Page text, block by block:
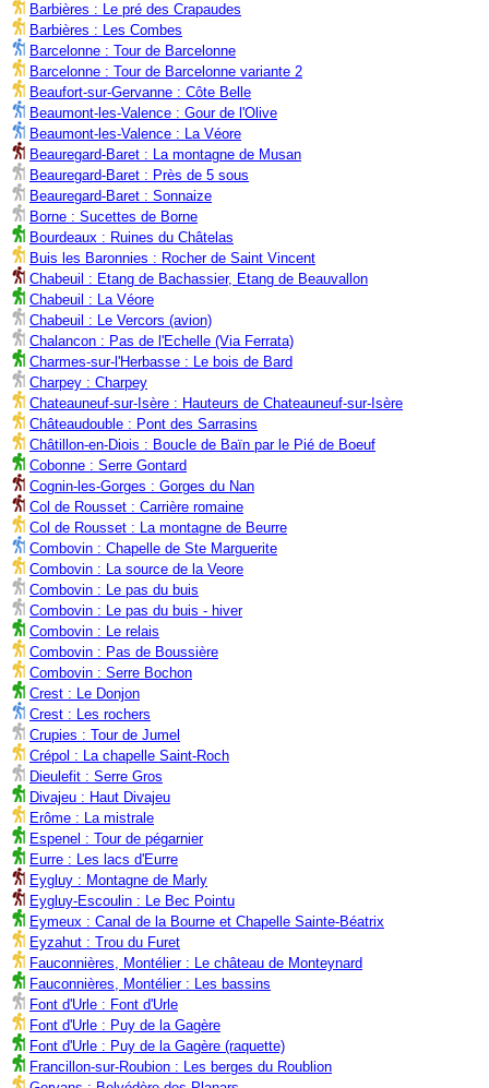
Barbières : Le pré des Crapaudes
Barbières : Les Combes
Barcelonne : Tour de Barcelonne
Barcelonne : Tour de Barcelonne variante 2
Beaufort-sur-Gervanne : Côte Belle
Beaumont-les-Valence : Gour de l'Olive
Beaumont-les-Valence : La Véore
Beauregard-Baret : La montagne de Musan
Beauregard-Baret : Près de 5 sous
Beauregard-Baret : Sonnaize
Borne : Sucettes de Borne
Bourdeaux : Ruines du Châtelas
Buis les Baronnies : Rocher de Saint Vincent
Chabeuil : Etang de Bachassier, Etang de Beauvallon
Chabeuil : La Véore
Chabeuil : Le Vercors (avion)
Chalancon : Pas de l'Echelle (Via Ferrata)
Charmes-sur-l'Herbasse : Le bois de Bard
Charpey : Charpey
Chateauneuf-sur-Isère : Hauteurs de Chateauneuf-sur-Isère
Châteaudouble : Pont des Sarrasins
Châtillon-en-Diois : Boucle de Baïn par le Pié de Boeuf
Cobonne : Serre Gontard
Cognin-les-Gorges : Gorges du Nan
Col de Rousset : Carrière romaine
Col de Rousset : La montagne de Beurre
Combovin : Chapelle de Ste Marguerite
Combovin : La source de la Veore
Combovin : Le pas du buis
Combovin : Le pas du buis - hiver
Combovin : Le relais
Combovin : Pas de Boussière
Combovin : Serre Bochon
Crest : Le Donjon
Crest : Les rochers
Crupies : Tour de Jumel
Crépol : La chapelle Saint-Roch
Dieulefit : Serre Gros
Divajeu : Haut Divajeu
Erôme : La mistrale
Espenel : Tour de pégarnier
Eurre : Les lacs d'Eurre
Eygluy : Montagne de Marly
Eygluy-Escoulin : Le Bec Pointu
Eymeux : Canal de la Bourne et Chapelle Sainte-Béatrix
Eyzahut : Trou du Furet
Fauconnières, Montélier : Le château de Monteynard
Fauconnières, Montélier : Les bassins
Font d'Urle : Font d'Urle
Font d'Urle : Puy de la Gagère
Font d'Urle : Puy de la Gagère (raquette)
Francillon-sur-Roubion : Les berges du Roublion